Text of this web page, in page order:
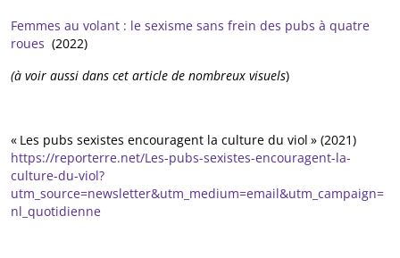
Femmes au volant : le sexisme sans frein des pubs à quatre
roues (2022)
(à voir aussi dans cet article de nombreux visuels)
« Les pubs sexistes encouragent la culture du viol » (2021)
https://reporterre.net/Les-pubs-sexistes-encouragent-la-
culture-du-viol?
utm_source=newsletter&utm_medium=email&utm_campaign=
nl_quotidienne